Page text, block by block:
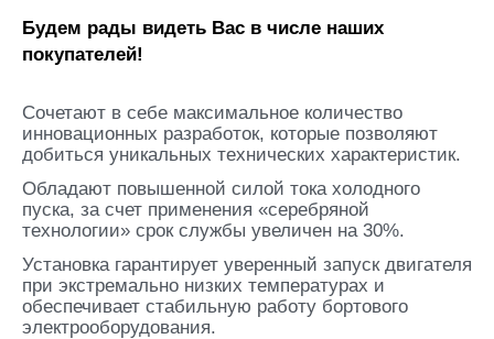
Будем рады видеть Вас в числе наших
покупателей!
Сочетают в себе максимальное количество
инновационных разработок, которые позволяют
добиться уникальных технических характеристик.
Обладают повышенной силой тока холодного
пуска, за счет применения «серебряной
технологии» срок службы увеличен на 30%.
Установка гарантирует уверенный запуск двигателя
при экстремально низких температурах и
обеспечивает стабильную работу бортового
электрооборудования.